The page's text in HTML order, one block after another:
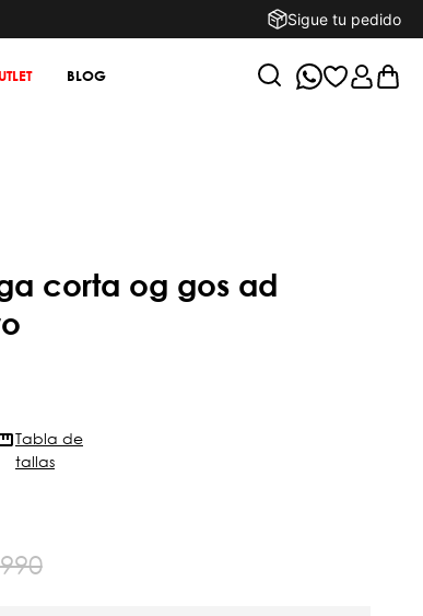
Sigue tu pedido
BLOG
Tabla de
tallas
990